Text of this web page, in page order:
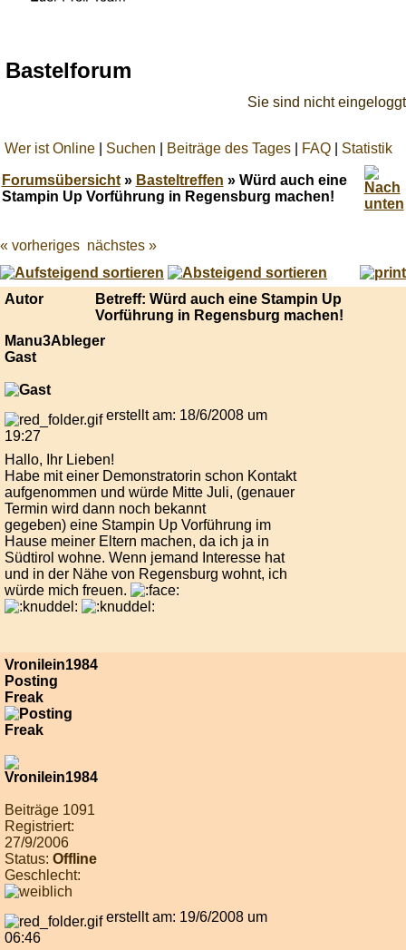
Bastelforum
Sie sind nicht eingeloggt
Wer ist Online Suchen Beiträge des Tages FAQ Statistik
Forumsübersicht» Basteltreffen » Würd auch eine
Stampin Up Vorführung in Regensburg machen!
Best
online
live
casino
« vorheriges nächstes »
Autor
Betreff: Würd auch eine Stampin Up
Vorführung in Regensburg machen!
Manu3Ableger
Gast
erstellt am: 18/6/2008 um
19:27
Hallo, Ihr Lieben!
Habe mit einer Demonstratorin schon Kontakt
aufgenommen und würde Mitte Juli, (genauer
Termin wird dann noch bekannt
gegeben) eine Stampin Up Vorführung im
Hause meiner Eltern machen, da ich ja in
Südtirol wohne. Wenn jemand Interesse hat
und in der Nähe von Regensburg wohnt, ich
würde mich freuen.
Vronilein1984
Posting
Freak
Beiträge 1091
Registriert:
27/9/2006
Status: Offline
Geschlecht:
erstellt am: 19/6/2008 um
06:46